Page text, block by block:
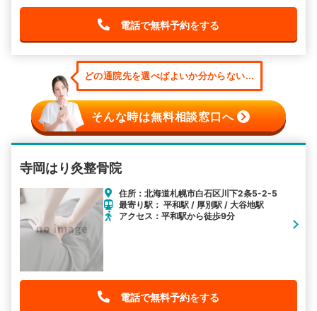
電話で無料予約をする
どの通院先を選べばよいか分からない...
そんな時は無料相談窓口へ
寺岡はり灸整骨院
住所：北海道札幌市白石区川下2条5-2-5
最寄り駅： 平和駅 / 厚別駅 / 大谷地駅
アクセス：平和駅から徒歩9分
電話で無料予約をする